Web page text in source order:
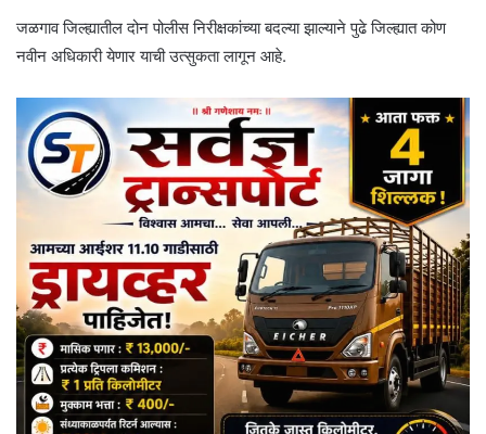
जळगाव जिल्ह्यातील दोन पोलीस निरीक्षकांच्या बदल्या झाल्याने पुढे जिल्ह्यात कोण
नवीन अधिकारी येणार याची उत्सुकता लागून आहे.